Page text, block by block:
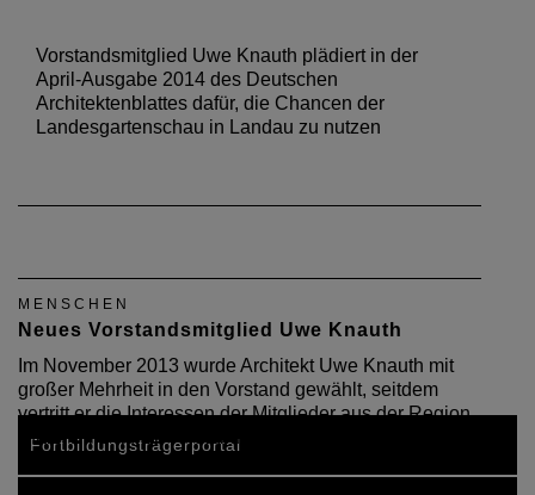
Vorstandsmitglied Uwe Knauth plädiert in der
April-Ausgabe 2014 des Deutschen
Architektenblattes dafür, die Chancen der
Landesgartenschau in Landau zu nutzen
MENSCHEN
Neues Vorstandsmitglied Uwe Knauth
Im November 2013 wurde Architekt Uwe Knauth mit
großer Mehrheit in den Vorstand gewählt, seitdem
vertritt er die Interessen der Mitglieder aus der Region
Pfalz. Eine kurze Vorstellung
Fortbildungsträgerportal